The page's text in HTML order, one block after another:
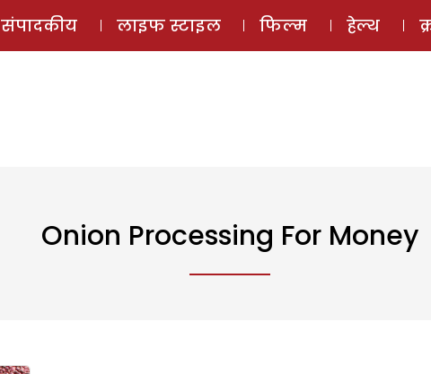
ई-मैगज़ीन
संपादकीय लाइफ स्टाइल फिल्म हेल्थ
Onion Processing For Money